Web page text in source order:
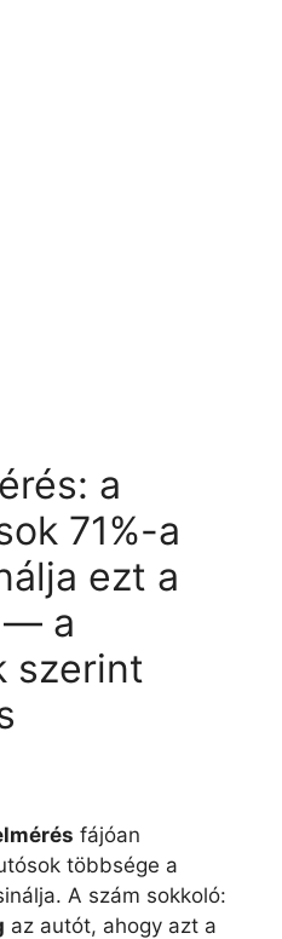
a
71%-a
ezt a
— a
szerint
fájóan
többsége a
A szám sokkoló:
az autót, ahogy azt a